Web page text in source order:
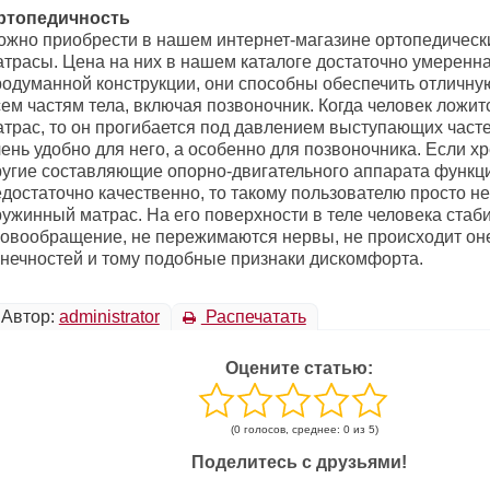
приобрести в нашем интернет-магазине
Цена на них в нашем каталоге достаточно
конструкции, они способны обеспечить
частям тела, включая позвоночник. Когда человек
то он прогибается под давлением выступающих
удобно для него, а особенно для позвоночника. Если
составляющие опорно-двигательного аппарата
качественно, то такому пользователю просто
матрас. На его поверхности в теле человека
не пережимаются нервы, не происходит
и тому подобные признаки дискомфорта.
Автор: administrator Распечатать
Оцените статью:
(0 голосов, среднее: 0 из 5)
Поделитесь с друзьями!